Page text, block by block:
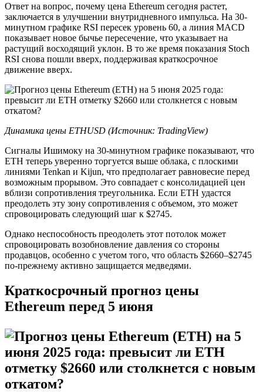
Ответ на вопрос, почему цена Ethereum сегодня растет,
заключается в улучшении внутридневного импульса. На 30-
минутном графике RSI пересек уровень 60, а линия MACD
показывает новое бычье пересечение, что указывает на
растущий восходящий уклон. В то же время показания Stoch
RSI снова пошли вверх, поддерживая краткосрочное
движение вверх.
Динамика цены ETHUSD (Источник: TradingView)
Сигналы Ишимоку на 30-минутном графике показывают, что
ETH теперь уверенно торгуется выше облака, с плоскими
линиями Tenkan и Kijun, что предполагает равновесие перед
возможным прорывом. Это совпадает с консолидацией цен
вблизи сопротивления треугольника. Если ETH удастся
преодолеть эту зону сопротивления с объемом, это может
спровоцировать следующий шаг к $2745.
Однако неспособность преодолеть этот потолок может
спровоцировать возобновление давления со стороны
продавцов, особенно с учетом того, что область $2660–$2745
по-прежнему активно защищается медведями.
Краткосрочный прогноз цены
Ethereum перед 5 июня